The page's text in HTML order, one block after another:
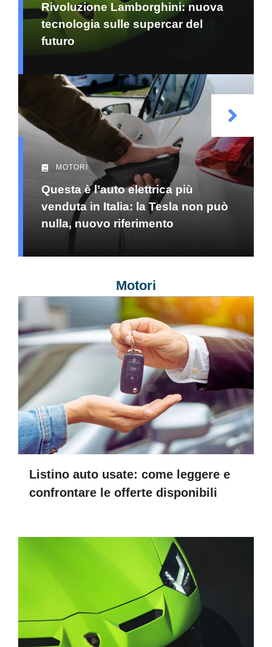
Rivoluzione Lamborghini: nuova
tecnologia sulle supercar del
futuro
MOTORI
Questa è l’auto elettrica più
venduta in Italia: la Tesla non può
nulla, nuovo riferimento
Motori
Listino auto usate: come leggere e
confrontare le offerte disponibili